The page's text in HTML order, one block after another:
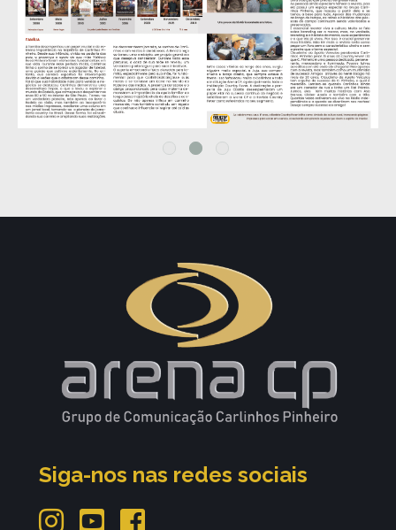
Siga-nos nas redes sociais